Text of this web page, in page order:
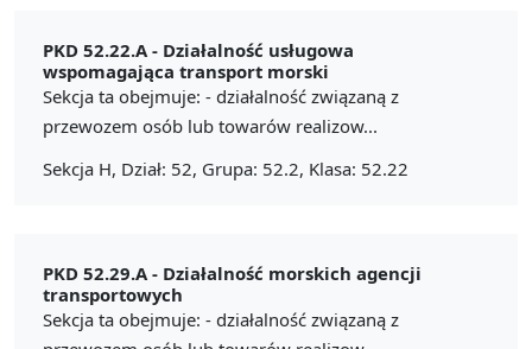
PKD 52.22.A - Działalność usługowa
wspomagająca transport morski
Sekcja ta obejmuje: - działalność związaną z
przewozem osób lub towarów realizow...
Sekcja H, Dział: 52, Grupa: 52.2, Klasa: 52.22
PKD 52.29.A - Działalność morskich agencji
transportowych
Sekcja ta obejmuje: - działalność związaną z